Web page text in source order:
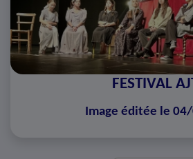
FESTIVAL
Image éditée le